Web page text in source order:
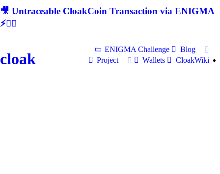
🎥 Untraceable CloakCoin Transaction via ENIGMA
⚡🕵‍♂
cloak
ENIGMA Challenge
Blog
Project
Wallets CloakWiki